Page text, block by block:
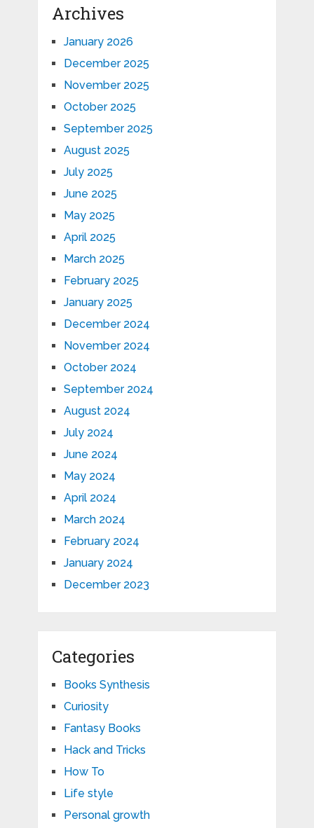
Archives
January 2026
December 2025
November 2025
October 2025
September 2025
August 2025
July 2025
June 2025
May 2025
April 2025
March 2025
February 2025
January 2025
December 2024
November 2024
October 2024
September 2024
August 2024
July 2024
June 2024
May 2024
April 2024
March 2024
February 2024
January 2024
December 2023
Categories
Books Synthesis
Curiosity
Fantasy Books
Hack and Tricks
How To
Life style
Personal growth